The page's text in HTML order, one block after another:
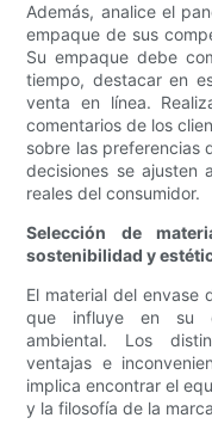
Además, analice el
empaque de sus
Su empaque debe
tiempo, destacar en
venta en línea.
comentarios de los
sobre las preferencias
decisiones se ajusten
reales del consumidor.
Selección de
sostenibilidad y
El material del envase
que influye en su
ambiental. Los
ventajas e
implica encontrar el
y la filosofía de la